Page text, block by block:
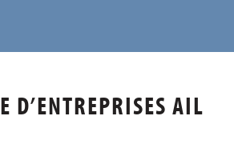
D’ENTREPRISES AIL